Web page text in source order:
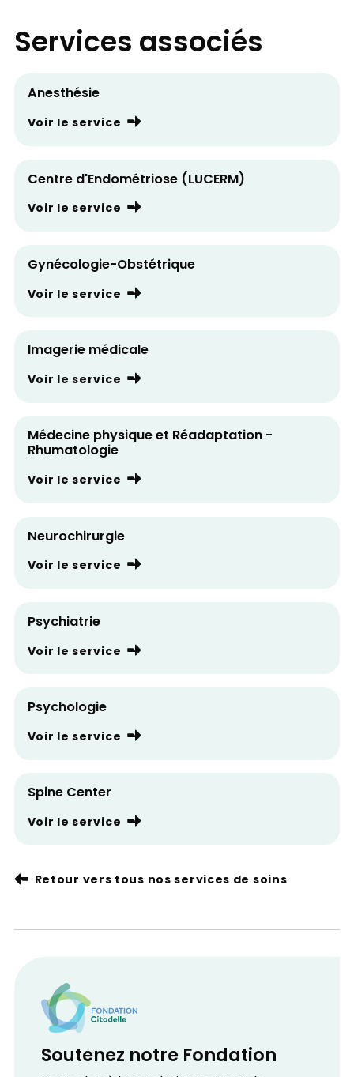
Services associés
Anesthésie
Voir le service
Centre d'Endométriose (LUCERM)
Voir le service
Gynécologie-Obstétrique
Voir le service
Imagerie médicale
Voir le service
Médecine physique et Réadaptation -
Rhumatologie
Voir le service
Neurochirurgie
Voir le service
Psychiatrie
Voir le service
Psychologie
Voir le service
Spine Center
Voir le service
Retour vers tous nos services de soins
Soutenez notre Fondation